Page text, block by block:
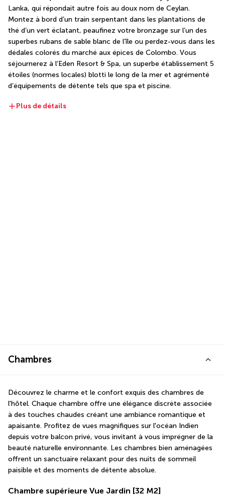
Lanka, qui répondait autre fois au doux nom de Ceylan.
Montez à bord d’un train serpentant dans les plantations de
thé d’un vert éclatant, peaufinez votre bronzage sur l’un des
superbes rubans de sable blanc de l’île ou perdez-vous dans les
dédales colorés du marché aux épices de Colombo. Vous
séjournerez à l’Eden Resort & Spa, un superbe établissement 5
étoiles (normes locales) blotti le long de la mer et agrémenté
d’équipements de détente tels que spa et piscine.
Plus de détails
Chambres
Découvrez le charme et le confort exquis des chambres de
l'hôtel. Chaque chambre offre une élégance discrète associée
à des touches chaudes créant une ambiance romantique et
apaisante. Profitez de vues magnifiques sur l'océan Indien
depuis votre balcon privé, vous invitant à vous imprégner de la
beauté naturelle environnante. Les chambres bien aménagées
offrent un sanctuaire relaxant pour des nuits de sommeil
paisible et des moments de détente absolue.
Chambre supérieure Vue Jardin [32 M2]